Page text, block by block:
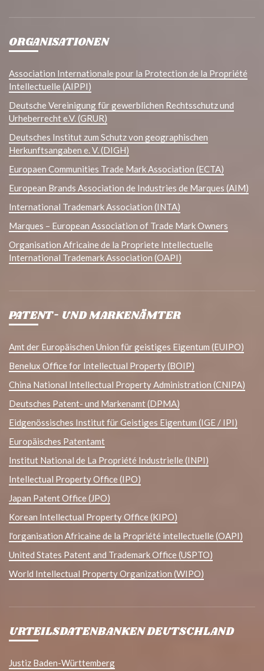
ORGANISATIONEN
Association Internationale pour la Protection de la Propriété
Intellectuelle (AIPPI)
Deutsche Vereinigung für gewerblichen Rechtsschutz und
Urheberrecht e.V. (GRUR)
Deutsches Institut zum Schutz von geographischen
Herkunftsangaben e. V. (DIGH)
Europaen Communities Trade Mark Association (ECTA)
European Brands Association de Industries de Marques (AIM)
International Trademark Association (INTA)
Marques – European Association of Trade Mark Owners
Organisation Africaine de la Propriete Intellectuelle
International Trademark Association (OAPI)
PATENT- UND MARKENÄMTER
Amt der Europäischen Union für geistiges Eigentum (EUIPO)
Benelux Office for Intellectual Property (BOIP)
China National Intellectual Property Administration (CNIPA)
Deutsches Patent- und Markenamt (DPMA)
Eidgenössisches Institut für Geistiges Eigentum (IGE / IPI)
Europäisches Patentamt
Institut National de La Propriété Industrielle (INPI)
Intellectual Property Office (IPO)
Japan Patent Office (JPO)
Korean Intellectual Property Office (KIPO)
l'organisation Africaine de la Propriété intellectuelle (OAPI)
United States Patent and Trademark Office (USPTO)
World Intellectual Property Organization (WIPO)
URTEILSDATENBANKEN DEUTSCHLAND
Justiz Baden-Württemberg